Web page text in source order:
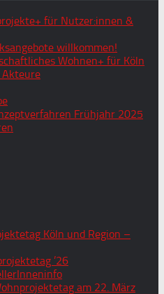
für Nutzer:innen &
willkommen!
Wohnen+ für Köln
Akteure
Frühjahr 2025
Köln und Region –
’26
am 22. März